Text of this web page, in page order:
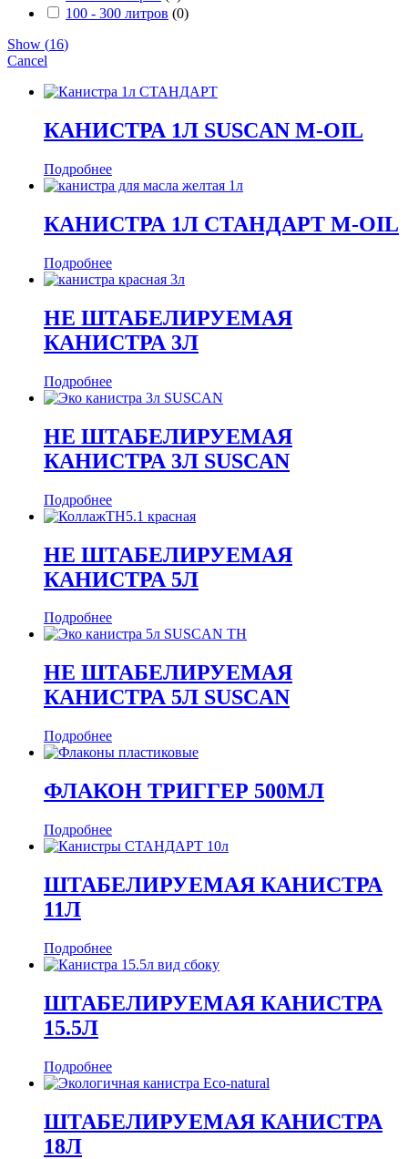
100 - 300 литров (0)
Show (16)
Cancel
КАНИСТРА 1Л SUSCAN M-OIL
Подробнее
КАНИСТРА 1Л СТАНДАРТ M-OIL
Подробнее
НЕ ШТАБЕЛИРУЕМАЯ
КАНИСТРА 3Л
Подробнее
НЕ ШТАБЕЛИРУЕМАЯ
КАНИСТРА 3Л SUSCAN
Подробнее
НЕ ШТАБЕЛИРУЕМАЯ
КАНИСТРА 5Л
Подробнее
НЕ ШТАБЕЛИРУЕМАЯ
КАНИСТРА 5Л SUSCAN
Подробнее
ФЛАКОН ТРИГГЕР 500МЛ
Подробнее
ШТАБЕЛИРУЕМАЯ КАНИСТРА
11Л
Подробнее
ШТАБЕЛИРУЕМАЯ КАНИСТРА
15.5Л
Подробнее
ШТАБЕЛИРУЕМАЯ КАНИСТРА
18Л